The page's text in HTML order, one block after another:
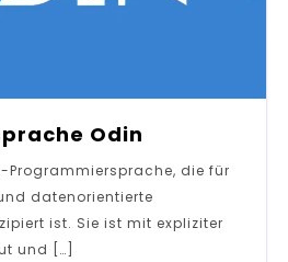
Odin
Programmiersprache, die für
datenorientierte
ist. Sie ist mit expliziter
und […]